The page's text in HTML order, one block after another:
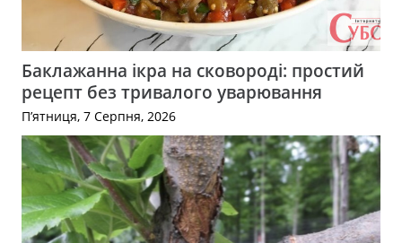
Баклажанна ікра на сковороді: простий
рецепт без тривалого уварювання
П’ятниця, 7 Серпня, 2026